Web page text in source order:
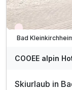
Wieder frei ab
COOEE alpin
Skiurlaub in